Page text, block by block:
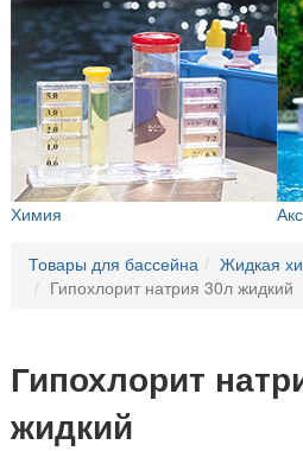
Химия
Товары для бассейна
Жидкая
Гипохлорит натрия 30л жидкий
Гипохлорит
жидкий